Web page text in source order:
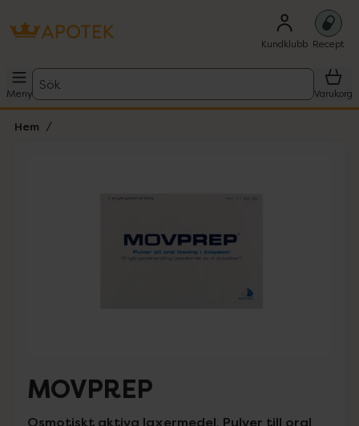
Kundklubb Recept
Meny
Sök
Varukorg
Hem
MOVPREP
Osmotiskt aktiva laxermedel, Pulver till oral